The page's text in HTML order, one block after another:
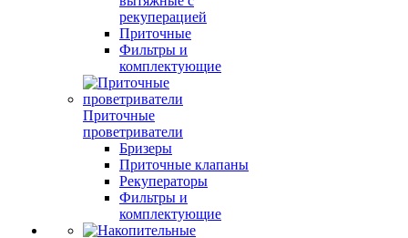
рекуперацией
Приточные
Фильтры и
комплектующие
Приточные
проветриватели
Бризеры
Приточные клапаны
Рекуператоры
Фильтры и
комплектующие